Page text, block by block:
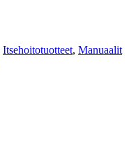
Itsehoitotuotteet, Manuaalit